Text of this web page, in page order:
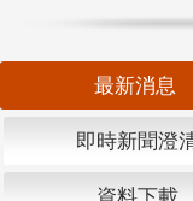
最新消息
即時新聞澄